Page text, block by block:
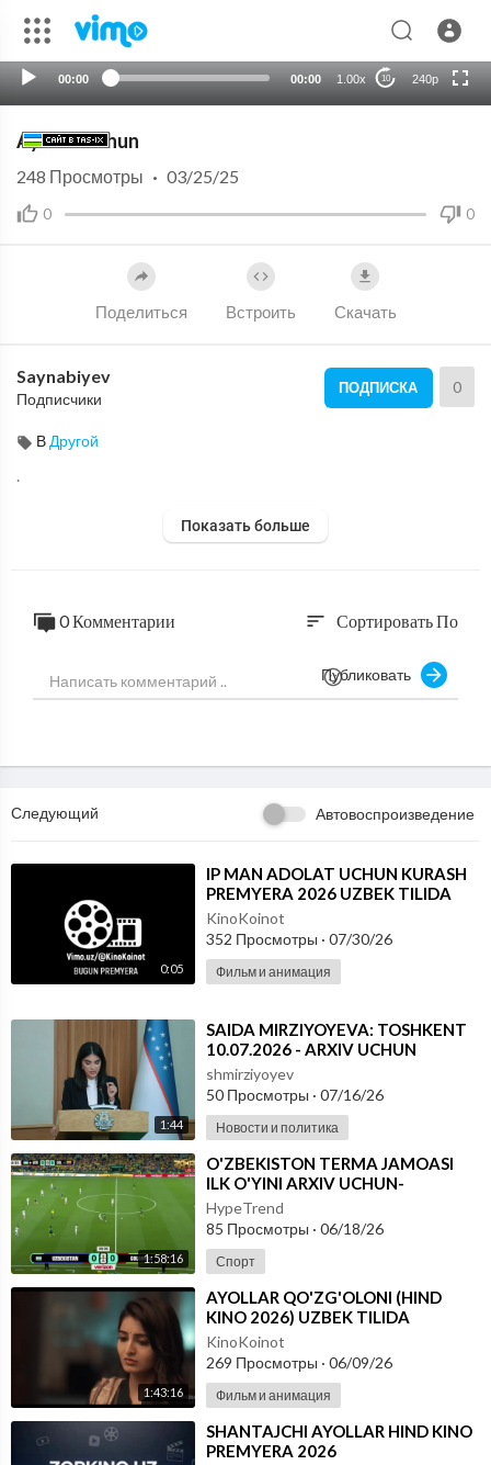
00:00 00:00 1.00x 10 240p
HD
Ayollar uchun
0 0
248 Просмотры · 03/25/25
Поделиться Встроить Скачать
Saynabiyev
Подписчики
ПОДПИСКА 0
В Другой
.
Показать больше
0 Комментарии sort Сортировать По
Публиковать
Следующий Автовоспроизведение
0:05
⁣IP MAN ADOLAT UCHUN KURASH
PREMYERA 2026 UZBEK TILIDA
KinoKoinot
352 Просмотры · 07/30/26
Фильм и анимация
1:44
⁣⁣SAIDA MIRZIYOYEVA: TOSHKENT
10.07.2026 - ARXIV UCHUN
shmirziyoyev
50 Просмотры · 07/16/26
Новости и политика
1:58:16
⁣O'ZBEKISTON TERMA JAMOASI
ILK O'YINI ARXIV UCHUN-
FUTBOOL BO'YICHA JAHON
CHEMPIONATI
HypeTrend
85 Просмотры · 06/18/26
Спорт
1:43:16
⁣AYOLLAR QO'ZG'OLONI (HIND
KINO 2026) UZBEK TILIDA
KinoKoinot
269 Просмотры · 06/09/26
Фильм и анимация
⁣SHANTAJCHI AYOLLAR HIND KINO
PREMYERA 2026